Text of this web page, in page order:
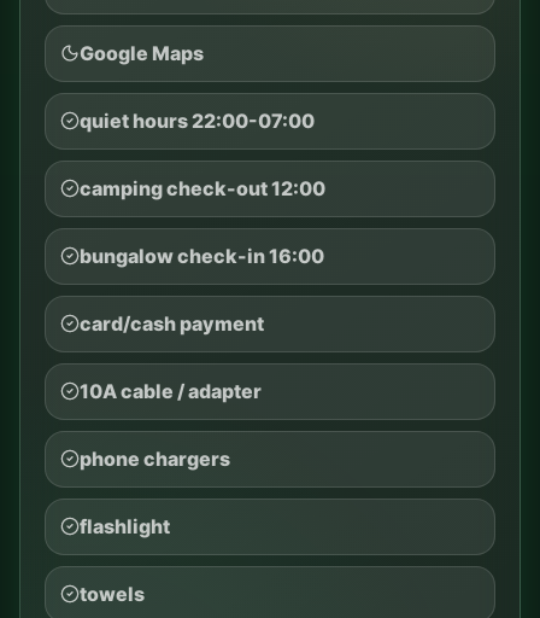
Google Maps
quiet hours 22:00-07:00
camping check-out 12:00
bungalow check-in 16:00
card/cash payment
10A cable / adapter
phone chargers
flashlight
towels